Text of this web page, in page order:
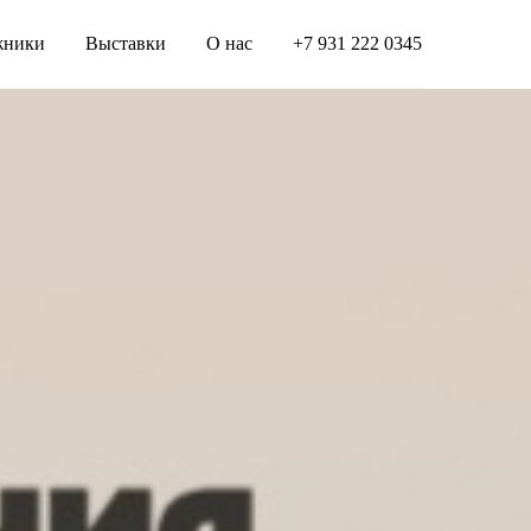
Выставки О нас +7 931 222 0345